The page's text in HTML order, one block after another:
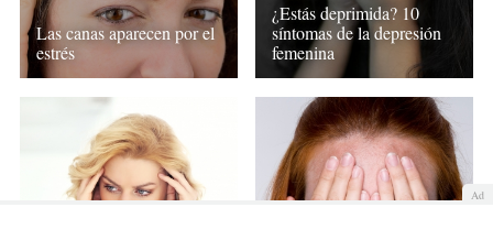
Las canas aparecen por el
estrés
¿Estás deprimida? 10
síntomas de la depresión
femenina
Ad